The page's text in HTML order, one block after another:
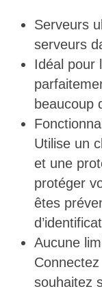
Serveurs
serveurs
Idéal pour
beaucoup
Utilise un
et une
protéger
êtes
Aucune
souhaitez